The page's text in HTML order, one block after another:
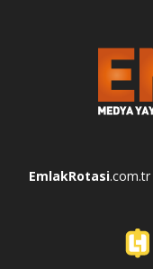
EmlakRotasi.com.tr